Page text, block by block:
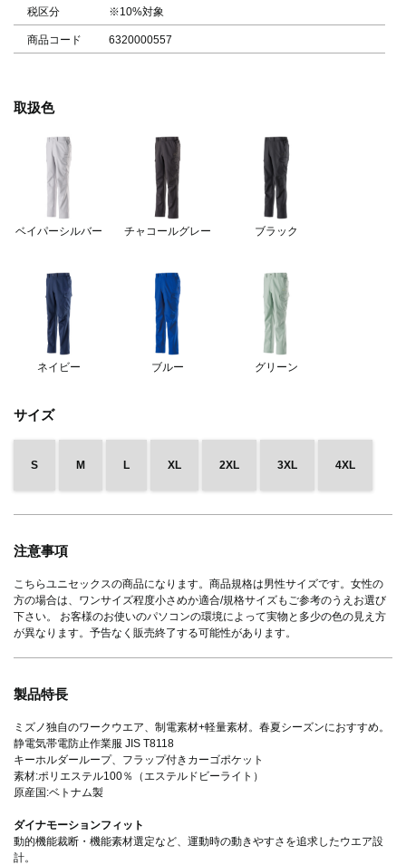
税区分 ※10%対象
商品コード 6320000557
取扱色
ベイパーシルバー チャコールグレー ブラック
ネイビー ブルー グリーン
サイズ
S M L XL 2XL 3XL 4XL
注意事項
こちらユニセックスの商品になります。商品規格は男性サイズです。女性の
方の場合は、ワンサイズ程度小さめか適合/規格サイズもご参考のうえお選び
下さい。 お客様のお使いのパソコンの環境によって実物と多少の色の見え方
が異なります。予告なく販売終了する可能性があります。
製品特長
ミズノ独自のワークウエア、制電素材+軽量素材。春夏シーズンにおすすめ。
静電気帯電防止作業服 JIS T8118
キーホルダーループ、フラップ付きカーゴポケット
素材:ポリエステル100％（エステルドビーライト）
原産国:ベトナム製
ダイナモーションフィット
動的機能裁断・機能素材選定など、運動時の動きやすさを追求したウエア設
計。